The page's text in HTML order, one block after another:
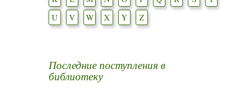
U
V W X Y Z
Последние поступления в
библиотеку